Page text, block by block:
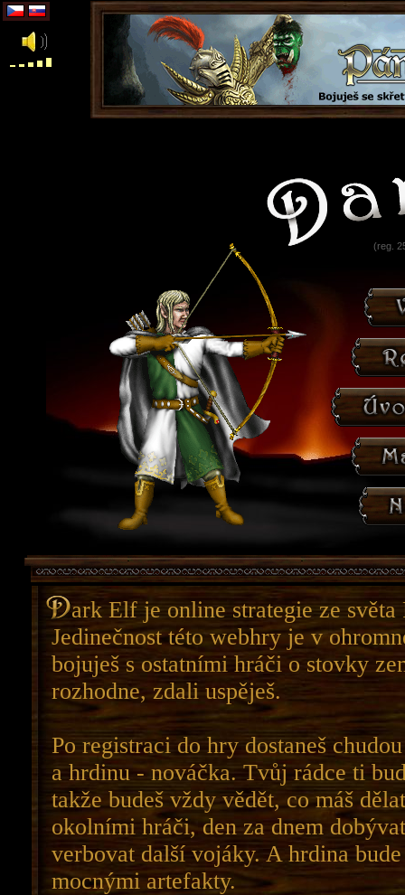
(reg.
ark Elf je online strategie ze světa
Jedinečnost této webhry je v
bojuješ s ostatními hráči o stovky
rozhodne, zdali uspěješ.
Po registraci do hry dostaneš
a hrdinu - nováčka. Tvůj rádce ti
takže budeš vždy vědět, co máš
okolními hráči, den za dnem
verbovat další vojáky. A hrdina
mocnými artefakty.